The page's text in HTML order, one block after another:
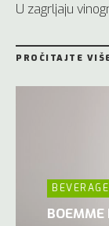
U zagrljaju
PROČITAJTE
BOEMME